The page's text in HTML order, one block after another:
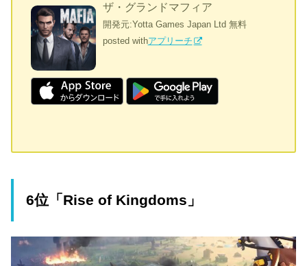
ザ・グランドマフィア
開発元:Yotta Games Japan Ltd 無料
posted withアプリーチ
6位「Rise of Kingdoms」